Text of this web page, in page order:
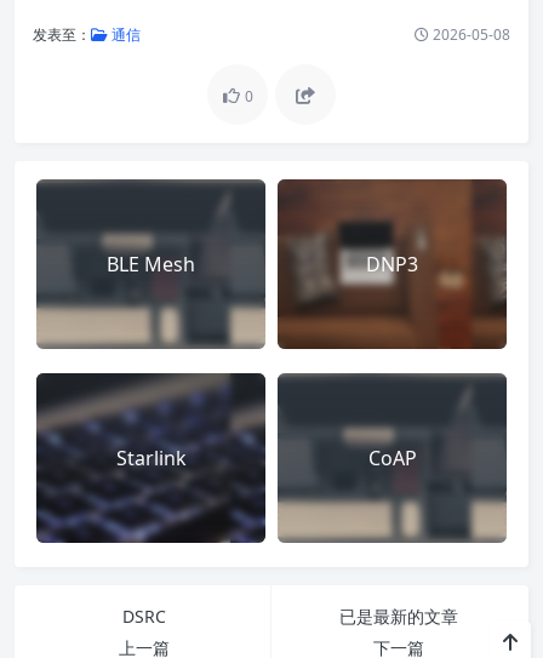
发表至： 通信 2026-05-08
0
BLE Mesh DNP3
Starlink CoAP
DSRC
上一篇
已是最新的文章
下一篇